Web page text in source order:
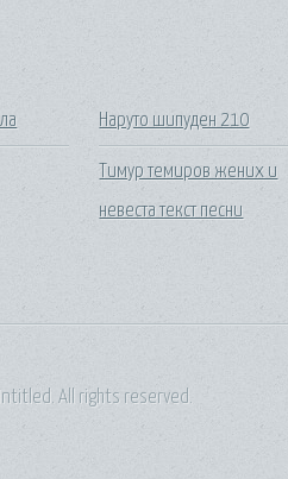
Наруто шипуден 210
Тимур темиров жених и
невеста текст песни
All rights reserved.